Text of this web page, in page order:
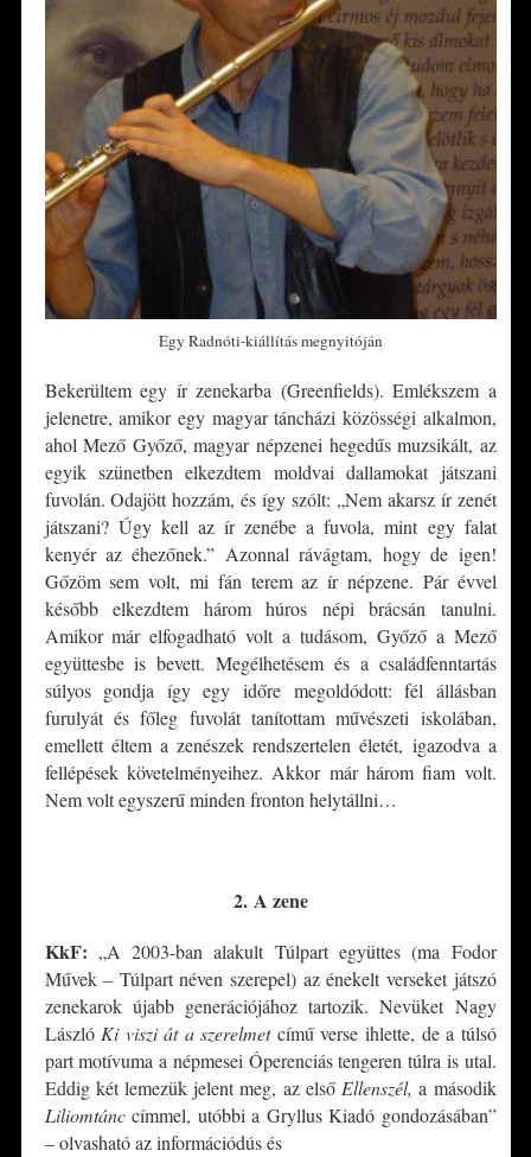
Egy Radnóti-kiállítás megnyitóján
Bekerültem egy ír zenekarba (Greenfields). Emlékszem a
jelenetre, amikor egy magyar táncházi közösségi alkalmon,
ahol Mező Győző, magyar népzenei hegedűs muzsikált, az
egyik szünetben elkezdtem moldvai dallamokat játszani
fuvolán. Odajött hozzám, és így szólt: „Nem akarsz ír zenét
játszani? Úgy kell az ír zenébe a fuvola, mint egy falat
kenyér az éhezőnek.” Azonnal rávágtam, hogy de igen!
Gőzöm sem volt, mi fán terem az ír népzene. Pár évvel
később elkezdtem három húros népi brácsán tanulni.
Amikor már elfogadható volt a tudásom, Győző a Mező
együttesbe is bevett. Megélhetésem és a családfenntartás
súlyos gondja így egy időre megoldódott: fél állásban
furulyát és főleg fuvolát tanítottam művészeti iskolában,
emellett éltem a zenészek rendszertelen életét, igazodva a
fellépések követelményeihez. Akkor már három fiam volt.
Nem volt egyszerű minden fronton helytállni…
2. A zene
KkF: „A 2003-ban alakult Túlpart együttes (ma Fodor
Művek – Túlpart néven szerepel) az énekelt verseket játszó
zenekarok újabb generációjához tartozik. Nevüket Nagy
László Ki viszi át a szerelmet című verse ihlette, de a túlsó
part motívuma a népmesei Óperenciás tengeren túlra is utal.
Eddig két lemezük jelent meg, az első Ellenszél, a második
Liliomtánccímmel, utóbbi a Gryllus Kiadó gondozásában”
– olvasható az információdús és